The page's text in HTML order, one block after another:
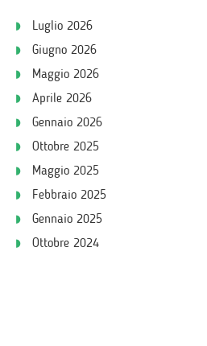
Luglio 2026
Giugno 2026
Maggio 2026
Aprile 2026
Gennaio 2026
Ottobre 2025
Maggio 2025
Febbraio 2025
Gennaio 2025
Ottobre 2024